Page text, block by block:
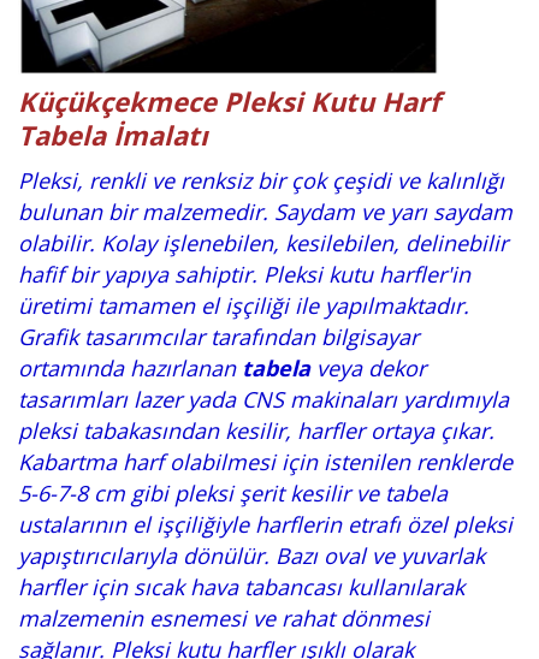
Küçükçekmece Pleksi Kutu Harf
Tabela İmalatı
Pleksi, renkli ve renksiz bir çok çeşidi ve kalınlığı
bulunan bir malzemedir. Saydam ve yarı saydam
olabilir. Kolay işlenebilen, kesilebilen, delinebilir
hafif bir yapıya sahiptir. Pleksi kutu harfler'in
üretimi tamamen el işçiliği ile yapılmaktadır.
Grafik tasarımcılar tarafından bilgisayar
ortamında hazırlanan tabelaveya dekor
tasarımları lazer yada CNS makinaları yardımıyla
pleksi tabakasından kesilir, harfler ortaya çıkar.
Kabartma harf olabilmesi için istenilen renklerde
5-6-7-8 cm gibi pleksi şerit kesilir ve tabela
ustalarının el işçiliğiyle harflerin etrafı özel pleksi
yapıştırıcılarıyla dönülür. Bazı oval ve yuvarlak
harfler için sıcak hava tabancası kullanılarak
malzemenin esnemesi ve rahat dönmesi
sağlanır. Pleksi kutu harfler ışıklı olarak